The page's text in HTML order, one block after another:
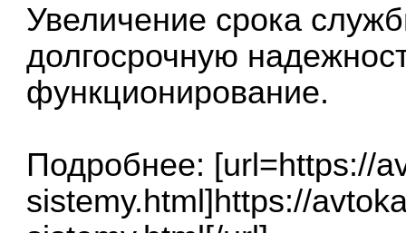
Увеличение срока
долгосрочную
функционирование.
Подробнее: [url=https://
sistemy.html]https://